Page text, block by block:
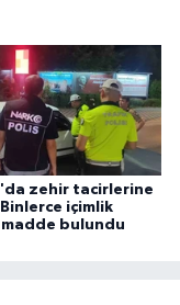
zehir tacirlerine
içimlik
madde bulundu